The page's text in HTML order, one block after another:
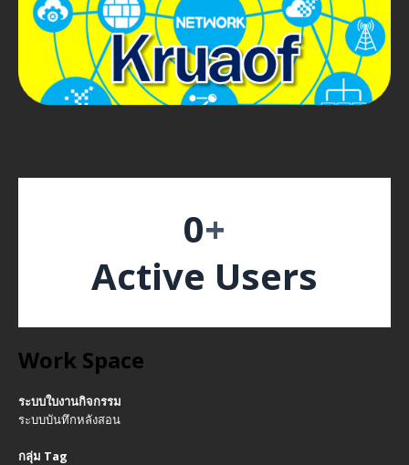
0+
Active Users
Work Space
ระบบใบงานกิจกรรม
ระบบบันทึกหลังสอน
กลุ่ม Tag